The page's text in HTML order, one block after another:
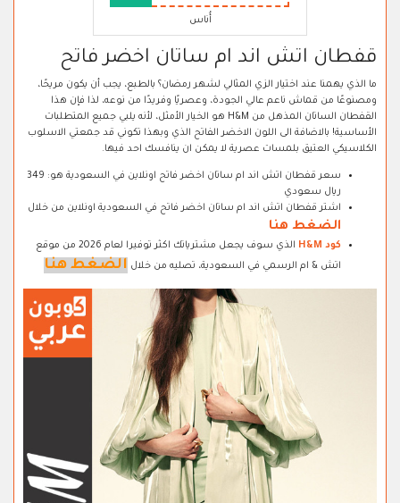
أُناس
قفطان اتش اند ام ساتان اخضر فاتح
ما الذي يهمنا عند اختيار الزي المثالي لشهر رمضان؟ بالطبع، يجب أن يكون مريحًا،
ومصنوعًا من قماش ناعم عالي الجودة، وعصريًا وفريدًا من نوعه، لذا فإن هذا
القفطان الساتان المذهل من H&M هو الخيار الأمثل، لأنه يلبي جميع المتطلبات
الأساسية! بالاضافة الى اللون الاخضر الفاتح الذي وبهذا تكوني قد جمعتي الاسلوب
الكلاسيكي العتيق بلمسات عصرية لا يمكن ان ينافسك احد فيها.
سعر قفطان اتش اند ام ساتان اخضر فاتح اونلاين في السعودية هو: 349
ريال سعودي
اشتر قفطان اتش اند ام ساتان اخضر فاتح في السعودية اونلاين من خلال
الضغط هنا
كود H&M
الذي سوف يجعل مشترياتك اكثر توفيرا لعام 2026 من موقع
اتش & ام الرسمي في السعودية، تصليه من خلال الضغط هنا